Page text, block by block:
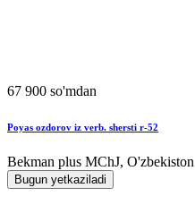
67 900 so'mdan
Poyas ozdorov iz verb. shersti r-52
Bekman plus MChJ, O'zbekiston
Bugun yetkaziladi